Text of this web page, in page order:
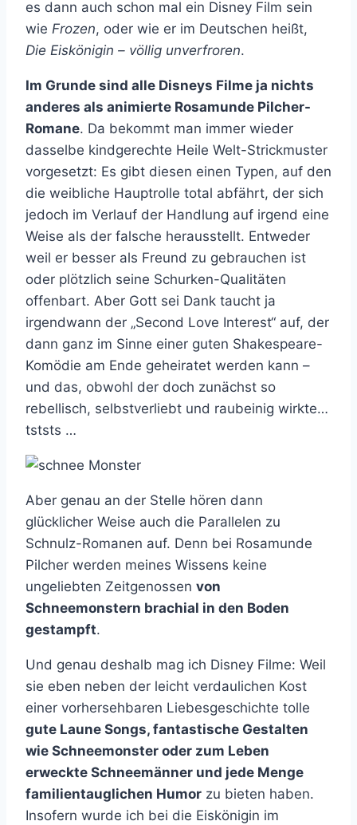
es dann auch schon mal ein Disney Film sein
wie Frozen, oder wie er im Deutschen heißt,
Die Eiskönigin – völlig unverfroren.
Im Grunde sind alle Disneys Filme ja nichts
anderes als animierte Rosamunde Pilcher-
Romane. Da bekommt man immer wieder
dasselbe kindgerechte Heile Welt-Strickmuster
vorgesetzt: Es gibt diesen einen Typen, auf den
die weibliche Hauptrolle total abfährt, der sich
jedoch im Verlauf der Handlung auf irgend eine
Weise als der falsche herausstellt. Entweder
weil er besser als Freund zu gebrauchen ist
oder plötzlich seine Schurken-Qualitäten
offenbart. Aber Gott sei Dank taucht ja
irgendwann der „Second Love Interest“ auf, der
dann ganz im Sinne einer guten Shakespeare-
Komödie am Ende geheiratet werden kann –
und das, obwohl der doch zunächst so
rebellisch, selbstverliebt und raubeinig wirkte…
tststs …
Aber genau an der Stelle hören dann
glücklicher Weise auch die Parallelen zu
Schnulz-Romanen auf. Denn bei Rosamunde
Pilcher werden meines Wissens keine
ungeliebten Zeitgenossen von
Schneemonstern brachial in den Boden
gestampft.
Und genau deshalb mag ich Disney Filme: Weil
sie eben neben der leicht verdaulichen Kost
einer vorhersehbaren Liebesgeschichte tolle
gute Laune Songs, fantastische Gestalten
wie Schneemonster oder zum Leben
erweckte Schneemänner und jede Menge
familientauglichen Humor zu bieten haben.
Insofern wurde ich bei die Eiskönigin im